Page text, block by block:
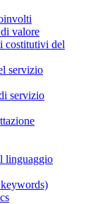
valore
costitutivi del
servizio
servizio
linguaggio